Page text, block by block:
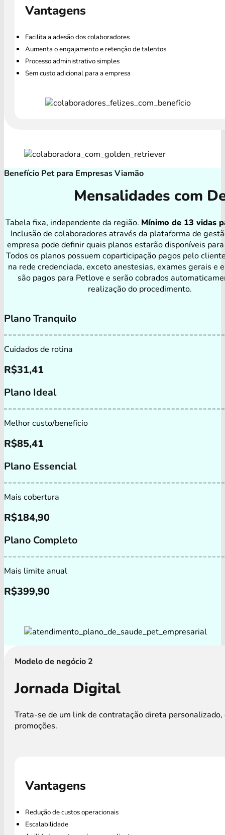
Vantagens
Facilita a adesão dos colaboradores
Aumenta o engajamento e retenção de talentos
Processo administrativo simples
Sem custo adicional para a empresa
Benefício Pet para Empresas Viamão
Mensalidades com
Tabela fixa, independente da região. Mínimo de 13 vidas
Inclusão de colaboradores através da plataforma de
empresa pode definir quais planos estarão disponíveis
Todos os planos possuem coparticipação pagos pelo
na rede credenciada, exceto anestesias, exames gerais e
são pagos para Petlove e serão cobrados
realização do procedimento.
Plano Tranquilo
Cuidados de rotina
R$31,41
Plano Ideal
Melhor custo/benefício
R$85,41
Plano Essencial
Mais cobertura
R$184,90
Plano Completo
Mais limite anual
R$399,90
Modelo de negócio 2
Jornada Digital
Trata-se de um link de contratação direta
promoções.
Vantagens
Redução de custos operacionais
Escalabilidade